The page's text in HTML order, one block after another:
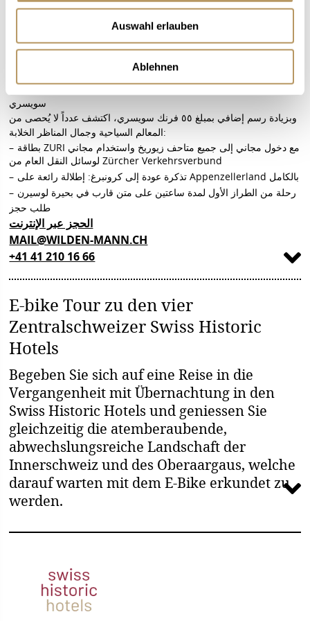
Auswahl erlauben
Ablehnen
فندق سيهوتيل سونه (Seehotel Sonne) (Küsnacht) وفي فيلدن مان
قائمة طعام إقليمية مكوَنة من ثلاث أطباق من كل فندق
مفاجئتان صغيرتان في رحلتك
السعر للشخص الواحد في غرفة مزدوجة من مايو إلى أكتوبر: ٥٢٥ فرنك
سويسري
وبزيادة رسم إضافي بمبلغ ٥٥ فرنك سويسري، اكتشف عدداً لا يُحصى من
المعالم السياحية وجمال المناظر الخلابة:
بطاقة ZURI مع دخول مجاني إلى جميع متاحف زيوريخ واستخدام مجاني
لوسائل النقل العام من Zürcher Verkehrsverbund
تذكرة عودة إلى كرونبرغ: إطلالة رائعة على Appenzellerland بالكامل
رحلة من الطراز الأول لمدة ساعتين على متن قارب في بحيرة لوسيرن
طلب حجز
الحجز عبر الإنترنت
MAIL@WILDEN-MANN.CH
+41 41 210 16 66
E-bike Tour zu den vier
Zentralschweizer Swiss Historic
Hotels
Begeben Sie sich auf eine Reise in die
Vergangenheit mit Übernachtung in den
Swiss Historic Hotels und geniessen Sie
gleichzeitig die atemberaubende,
abwechslungsreiche Landschaft der
Innerschweiz und des Oberaargaus, welche
darauf warten mit dem E-Bike erkundet zu
werden.